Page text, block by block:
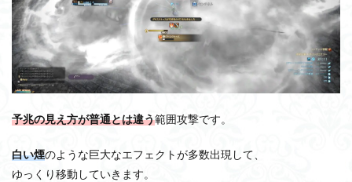
予兆の見え方が普通とは違う範囲攻撃です。
白い煙のような巨大なエフェクトが多数出現して、
ゆっくり移動していきます。